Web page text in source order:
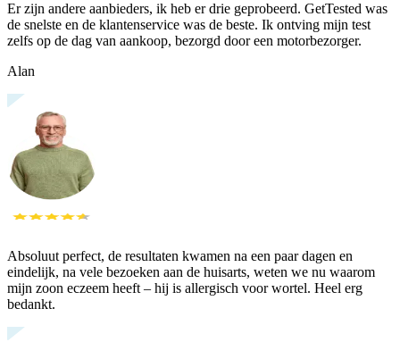
Er zijn andere aanbieders, ik heb er drie geprobeerd. GetTested was
de snelste en de klantenservice was de beste. Ik ontving mijn test
zelfs op de dag van aankoop, bezorgd door een motorbezorger.
Alan
Absoluut perfect, de resultaten kwamen na een paar dagen en
eindelijk, na vele bezoeken aan de huisarts, weten we nu waarom
mijn zoon eczeem heeft – hij is allergisch voor wortel. Heel erg
bedankt.